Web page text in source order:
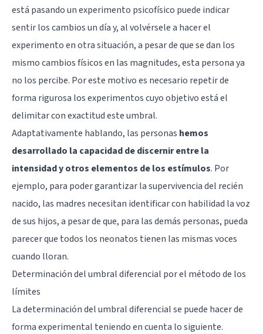
está pasando un experimento psicofísico puede indicar
sentir los cambios un día y, al volvérsele a hacer el
experimento en otra situación, a pesar de que se dan los
mismo cambios físicos en las magnitudes, esta persona ya
no los percibe. Por este motivo es necesario repetir de
forma rigurosa los experimentos cuyo objetivo está el
delimitar con exactitud este umbral.
Adaptativamente hablando, las personas hemos
desarrollado la capacidad de discernir entre la
intensidad y otros elementos de los estímulos. Por
ejemplo, para poder garantizar la supervivencia del recién
nacido, las madres necesitan identificar con habilidad la voz
de sus hijos, a pesar de que, para las demás personas, pueda
parecer que todos los neonatos tienen las mismas voces
cuando lloran.
Determinación del umbral diferencial por el método de los
límites
La determinación del umbral diferencial se puede hacer de
forma experimental teniendo en cuenta lo siguiente.